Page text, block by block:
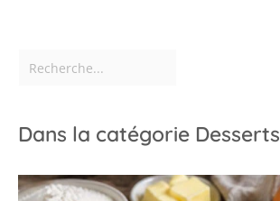
Dans la catégorie Desserts